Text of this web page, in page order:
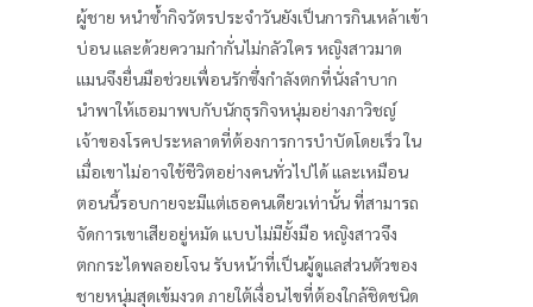
ผู้ชาย หนำซ้ำกิจวัตรประจำวันยังเป็นการกินเหล้าเข้า
บ่อน และด้วยความก๋ากั่นไม่กลัวใคร หญิงสาวมาด
แมนจึงยื่นมือช่วยเพื่อนรักซึ่งกำลังตกที่นั่งลำบาก
นำพาให้เธอมาพบกับนักธุรกิจหนุ่มอย่างภาวิชญ์
เจ้าของโรคประหลาดที่ต้องการการบำบัดโดยเร็ว ใน
เมื่อเขาไม่อาจใช้ชีวิตอย่างคนทั่วไปได้ และเหมือน
ตอนนี้รอบกายจะมีแต่เธอคนเดียวเท่านั้น ที่สามารถ
จัดการเขาเสียอยู่หมัด แบบไม่มียั้งมือ หญิงสาวจึง
ตกกระไดพลอยโจน รับหน้าที่เป็นผู้ดูแลส่วนตัวของ
ชายหนุ่มสุดเข้มงวด ภายใต้เงื่อนไขที่ต้องใกล้ชิดชนิด